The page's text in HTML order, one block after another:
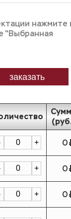
нажмите
"Выбранная
заказать
+ 0
+ 0
+ 0